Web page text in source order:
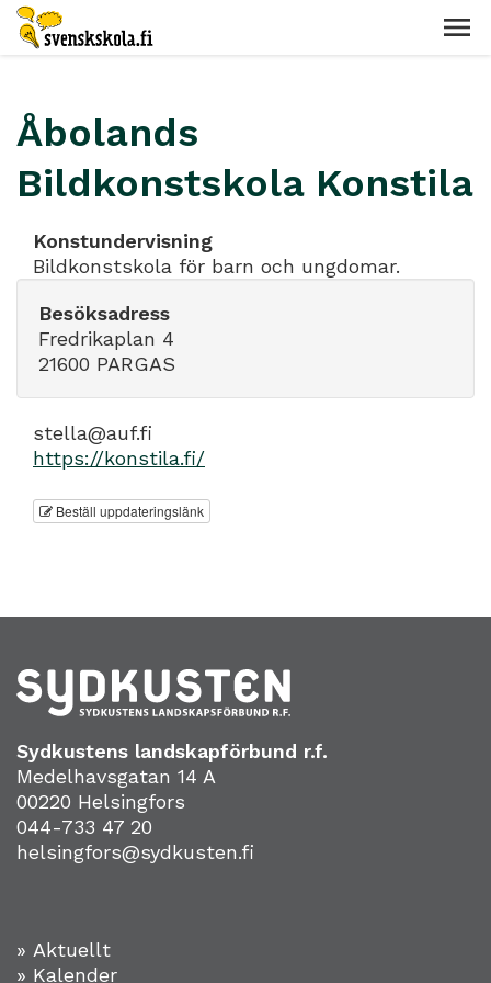
Åbolands
Bildkonstskola Konstila
Konstundervisning
Bildkonstskola för barn och ungdomar.
Besöksadress
Fredrikaplan 4
21600 PARGAS
stella@auf.fi
https://konstila.fi/
Beställ uppdateringslänk
Sydkustens landskapförbund r.f.
Medelhavsgatan 14 A
00220 Helsingfors
044-733 47 20
helsingfors@sydkusten.fi
» Aktuellt
» Kalender